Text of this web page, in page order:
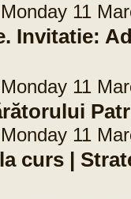
11
Invitatie:
11
11
curs |